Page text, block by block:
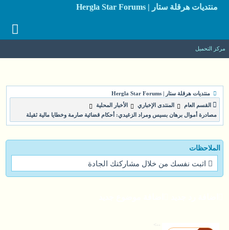
منتديات هرقلة ستار | Hergla Star Forums
مركز التحميل
منتديات هرقلة ستار | Hergla Star Forums
القسم العام
المنتدى الإخباري
الأخبار المحلية
مصادرة أموال برهان بسيس ومراد الزغيدي: أحكام قضائية صارمة وخطايا مالية ثقيلة
الملاحظات
اثبت نفسك من خلال مشاركتك الجادة
-->